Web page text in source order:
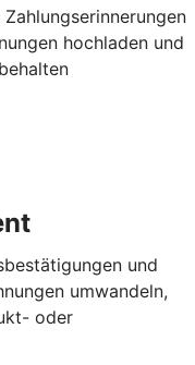
hochladen und
und
umwandeln,
oder